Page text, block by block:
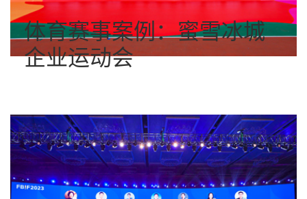
体育赛事案例：蜜雪冰城
企业运动会